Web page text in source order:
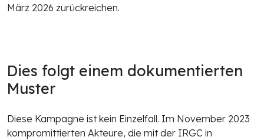
März 2026 zurückreichen.
Dies folgt einem dokumentierten
Muster
Diese Kampagne ist kein Einzelfall. Im November 2023
kompromittierten Akteure, die mit der IRGC in